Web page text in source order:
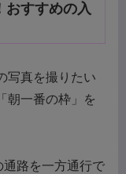
おすすめの入
写真を撮りたい
朝一番の枠」を
路を一方通行で